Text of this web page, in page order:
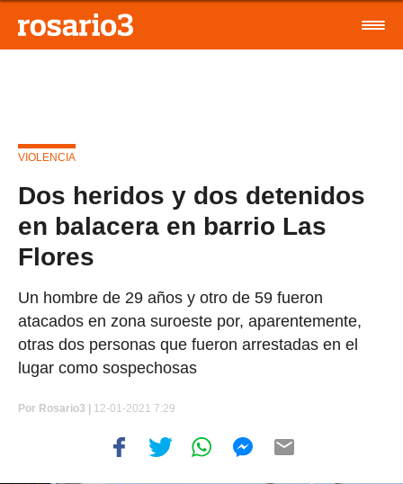
VIOLENCIA
Dos heridos y dos detenidos
en balacera en barrio Las
Flores
Un hombre de 29 años y otro de 59 fueron
atacados en zona suroeste por, aparentemente,
otras dos personas que fueron arrestadas en el
lugar como sospechosas
Por Rosario3 | 12-01-2021 7:29